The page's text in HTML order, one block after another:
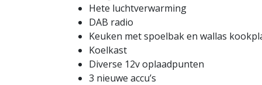
Hete luchtverwarming
DAB radio
Keuken met spoelbak en wallas
Koelkast
Diverse 12v oplaadpunten
3 nieuwe accu’s